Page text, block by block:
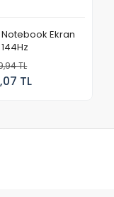
Notebook Ekran
TL
TL